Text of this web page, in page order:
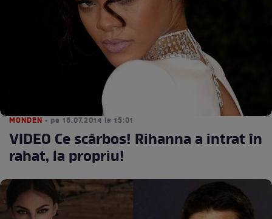
MONDEN • pe 16.07.2014 la 15:01
VIDEO Ce scârbos! Rihanna a intrat în
rahat, la propriu!